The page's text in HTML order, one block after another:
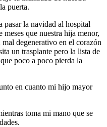
puerta.
pasar la navidad al hospital
meses que nuestra hija menor,
degenerativo en el corazón
un trasplante pero la lista de
poco a poco pierda la
en cuanto mi hijo mayor
toma mi mano que se